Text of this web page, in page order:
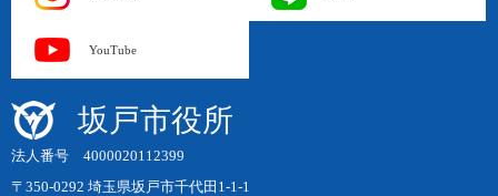
YouTube
坂戸市役所
法人番号 4000020112399
〒350-0292 埼玉県坂戸市千代田1-1-1